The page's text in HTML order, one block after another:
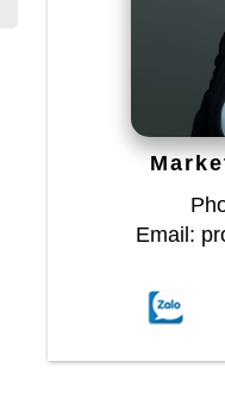
Email: